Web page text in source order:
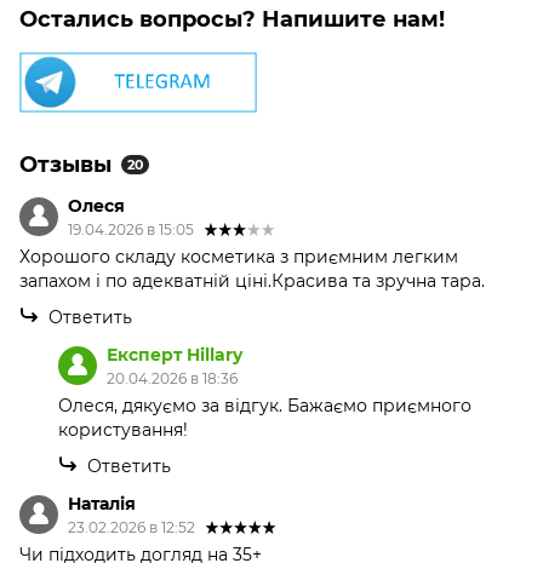
Остались вопросы? Напишите нам!
Отзывы 20
Олеся
19.04.2026 в 15:05
Хорошого складу косметика з приємним легким
запахом і по адекватній ціні.Красива та зручна тара.
Ответить
Експерт Hillary
20.04.2026 в 18:36
Олеся, дякуємо за відгук. Бажаємо приємного
користування!
Ответить
Наталія
23.02.2026 в 12:52
Чи підходить догляд на 35+